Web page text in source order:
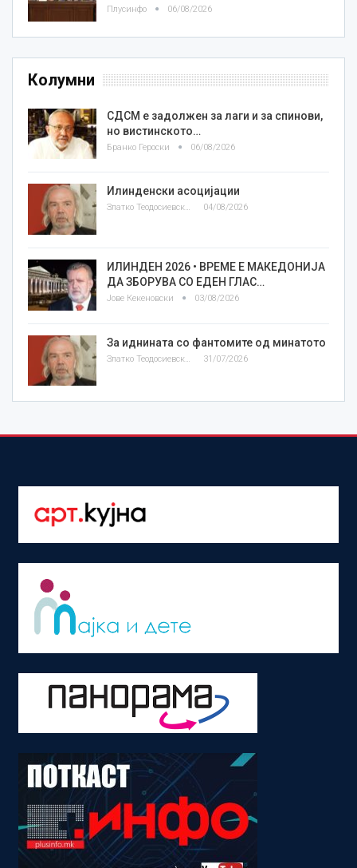
Плусинфо 06/08/2026
Колумни
СДСМ е задолжен за лаги и за спинови,
но вистинското…
Бранко Героски 06/08/2026
Илинденски асоцијации
Златко Теодосиевски 04/08/2026
ИЛИНДЕН 2026 • ВРЕМЕ Е МАКЕДОНИЈА
ДА ЗБОРУВА СО ЕДЕН ГЛАС…
Јове Кекеновски 03/08/2026
За иднината со фантомите од минатото
31/07/2026